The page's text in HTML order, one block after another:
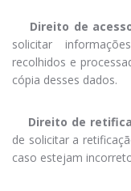
Direito de
solicitar
recolhidos e
cópia desses dados.
Direito de
de solicitar a
caso estejam